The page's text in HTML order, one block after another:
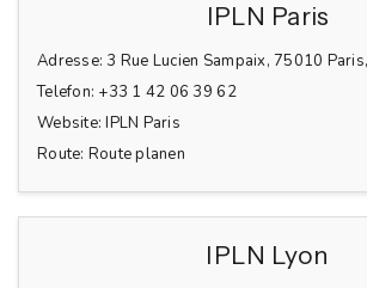
IPLN Paris
Adresse: 3 Rue Lucien Sampaix, 75010
Telefon: +33 1 42 06 39 62
Website: IPLN Paris
Route: Route planen
IPLN Lyon